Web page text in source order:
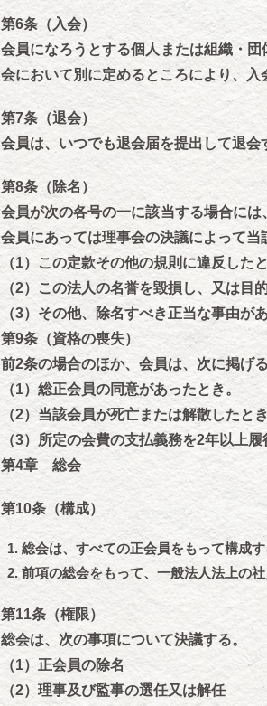
第6条（入会）
会員になろうとする個人または組織・
会において別に定めるところにより、入
第7条（退会）
会員は、いつでも退会届を提出して退会
第8条（除名）
会員が次の各号の一に該当する場合に
会員にあっては理事会の決議によって当
（1）この定款その他の規則に違反したと
（2）この法人の名誉を毀損し、又は目
（3）その他、除名すべき正当な事由が
第9条（資格の喪失）
前2条の場合のほか、会員は、次に掲げ
（1）総正会員の同意があったとき。
（2）当該会員が死亡または解散したとき
（3）所定の会費の支払義務を2年以上履
第4章 総会
第10条（構成）
総会は、すべての正会員をもって構成す
前項の総会をもって、一般法人法上の社
第11条（権限）
総会は、次の事項について決議する。
（1）正会員の除名
（2）理事及び監事の選任又は解任